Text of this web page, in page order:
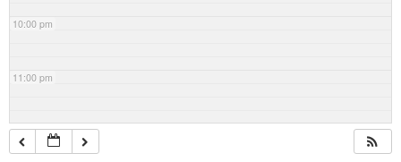
10:00 pm
11:00 pm